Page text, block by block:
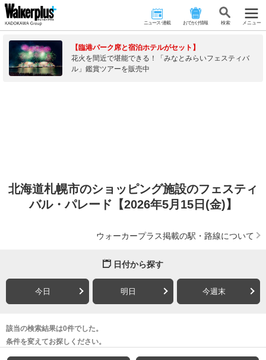
ニュース･連載 おでかけ情報 検 索 メニュー
【臨港パーク席と宿泊ホテルがセット】
花火を間近で堪能できる！「みなとみらいフェスティバ
ル」鑑賞ツアーを販売中
北海道札幌市のショッピング施設のフェスティ
バル・パレード【2026年5月15日(金)】
ウォーカープラス掲載の駅・路線について
日付から探す
今日 明日 今週末
該当の検索結果は0件でした。
条件を変えてお探しください。